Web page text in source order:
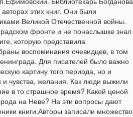
этих книг. Они были
Великой Отечественной войны.
фронте и не понаслышке знал
которую представила
воспоминания очевидцев, в том
Для писателей было важно
картину того периода, но и
чувства, желания. Как люди выжили
в то страшное время? Какой ценой
на Неве? На эти вопросы дают
книги.Авторы записали множество